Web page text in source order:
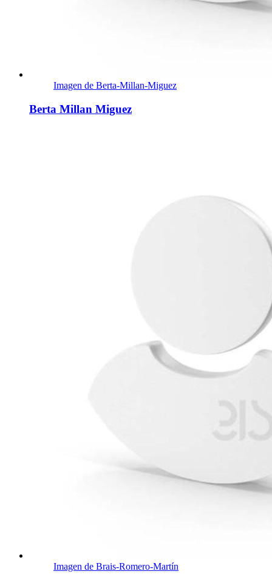
Imagen de Berta-Millan-Miguez
Berta Millan Miguez
Imagen de Brais-Romero-Martín